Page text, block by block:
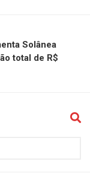
Solânea
total de R$